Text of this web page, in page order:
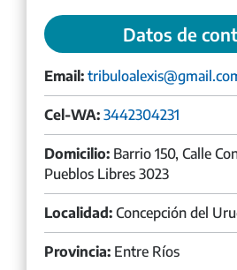
Datos de
Email:
Cel-WA: 3442304231
Domicilio: Barrio 150, Calle
Pueblos Libres 3023
Localidad: Concepción del
Provincia: Entre Ríos